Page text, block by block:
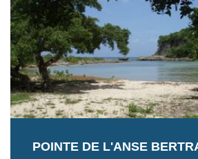
POINTE DE L'ANSE